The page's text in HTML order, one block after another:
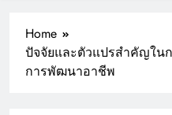
หางาน อย่างไรให้โดนใจผู้สมัค
Home
ปัจจัยและตัวแปรสำคัญใน
การพัฒนาอาชีพ